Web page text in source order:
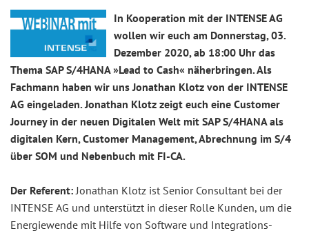
In Kooperation mit der INTENSE AG
wollen wir euch am Donnerstag, 03.
Dezember 2020, ab 18:00 Uhr das
Thema SAP S/4HANA »Lead to Cash« näherbringen. Als
Fachmann haben wir uns Jonathan Klotz von der INTENSE
AG eingeladen. Jonathan Klotz zeigt euch eine Customer
Journey in der neuen Digitalen Welt mit SAP S/4HANA als
digitalen Kern, Customer Management, Abrechnung im S/4
über SOM und Nebenbuch mit FI-CA.
Der Referent: Jonathan Klotz ist Senior Consultant bei der
INTENSE AG und unterstützt in dieser Rolle Kunden, um die
Energiewende mit Hilfe von Software und Integrations-